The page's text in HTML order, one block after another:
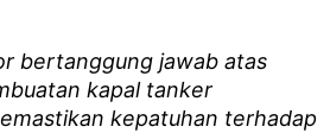
bertanggung jawab atas
kapal tanker
kepatuhan terhadap